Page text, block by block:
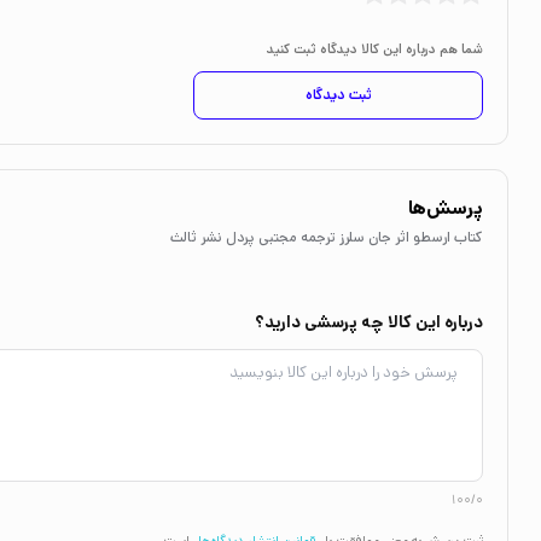
شما هم درباره این کالا دیدگاه ثبت کنید
ثبت دیدگاه
پرسش‌ها
کتاب ارسطو اثر جان سلرز ترجمه مجتبی پردل نشر ثالث
درباره این کالا چه پرسشی دارید؟
100/0